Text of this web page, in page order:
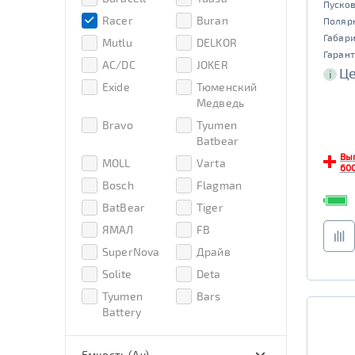
Racer
Buran
Mutlu
DELKOR
AC/DC
JOKER
Exide
Тюменский
Медведь
Bravo
Tyumen
Batbear
MOLL
Varta
Bosch
Flagman
BatBear
Tiger
ЯМАЛ
FB
SuperNova
Драйв
Solite
Deta
Tyumen
Battery
Bars
i